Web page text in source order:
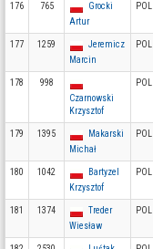
176 765
Grocki
Artur
POL
177 1259
Jeremicz
Marcin
POL
178
998
Czarnowski
Krzysztof
POL
179 1395
Makarski
Michał
POL
180 1042
Bartyzel
Krzysztof
POL
181 1374
Treder
Wiesław
POL